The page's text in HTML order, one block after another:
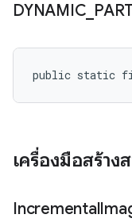
DYNAMIC
public static
เครื่องมือสร้าง
Incremental